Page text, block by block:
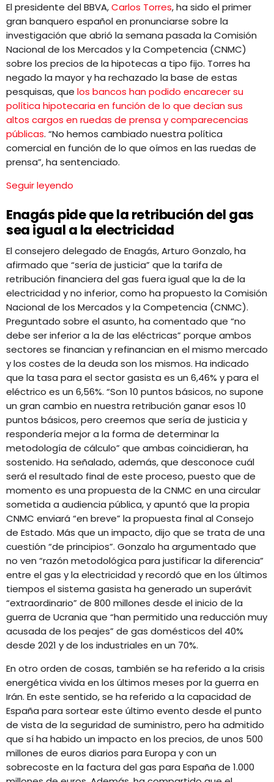
El presidente del BBVA,Carlos Torres, ha sido el primer
gran banquero español en pronunciarse sobre la
investigación que abrió la semana pasada la Comisión
Nacional de los Mercados y la Competencia (CNMC)
sobre los precios de la hipotecas a tipo fijo. Torres ha
negado la mayor y ha rechazado la base de estas
pesquisas, que los bancos han podido encarecer su
política hipotecaria en función de lo que decían sus
altos cargos en ruedas de prensa y comparecencias
públicas. “No hemos cambiado nuestra política
comercial en función de lo que oímos en las ruedas de
prensa”, ha sentenciado.
Seguir leyendo
Enagás pide que la retribución del gas
sea igual a la electricidad
El consejero delegado de Enagás, Arturo Gonzalo, ha
afirmado que “sería de justicia” que la tarifa de
retribución financiera del gas fuera igual que la de la
electricidad y no inferior, como ha propuesto la Comisión
Nacional de los Mercados y la Competencia (CNMC).
Preguntado sobre el asunto, ha comentado que “no
debe ser inferior a la de las eléctricas” porque ambos
sectores se financian y refinancian en el mismo mercado
y los costes de la deuda son los mismos. Ha indicado
que la tasa para el sector gasista es un 6,46% y para el
eléctrico es un 6,56%. “Son 10 puntos básicos, no supone
un gran cambio en nuestra retribución ganar esos 10
puntos básicos, pero creemos que sería de justicia y
respondería mejor a la forma de determinar la
metodología de cálculo” que ambas coincidieran, ha
sostenido. Ha señalado, además, que desconoce cuál
será el resultado final de este proceso, puesto que de
momento es una propuesta de la CNMC en una circular
sometida a audiencia pública, y apuntó que la propia
CNMC enviará “en breve” la propuesta final al Consejo
de Estado. Más que un impacto, dijo que se trata de una
cuestión “de principios”. Gonzalo ha argumentado que
no ven “razón metodológica para justificar la diferencia”
entre el gas y la electricidad y recordó que en los últimos
tiempos el sistema gasista ha generado un superávit
“extraordinario” de 800 millones desde el inicio de la
guerra de Ucrania que “han permitido una reducción muy
acusada de los peajes” de gas domésticos del 40%
desde 2021 y de los industriales en un 70%.
En otro orden de cosas, también se ha referido a la crisis
energética vivida en los últimos meses por la guerra en
Irán. En este sentido, se ha referido a la capacidad de
España para sortear este último evento desde el punto
de vista de la seguridad de suministro, pero ha admitido
que sí ha habido un impacto en los precios, de unos 500
millones de euros diarios para Europa y con un
sobrecoste en la factura del gas para España de 1.000